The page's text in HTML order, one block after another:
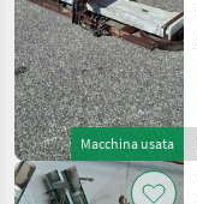
Macchina usata